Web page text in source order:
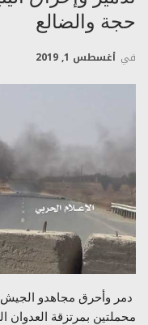
حجة والضالع
في أغسطس 1, 2019
دمر وأحرق مجاهدو الجيش
محملتين بمرتزقة